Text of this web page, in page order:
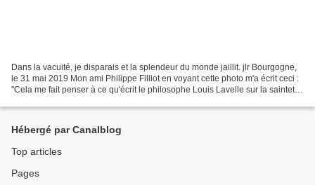
Dans la vacuité, je disparais et la splendeur du monde jaillit. jlr Bourgogne,
le 31 mai 2019 Mon ami Philippe Filliot en voyant cette photo m'a écrit ceci :
"Cela me fait penser à ce qu'écrit le philosophe Louis Lavelle sur la sainteté :
Hébergé par Canalblog
Top articles
Pages